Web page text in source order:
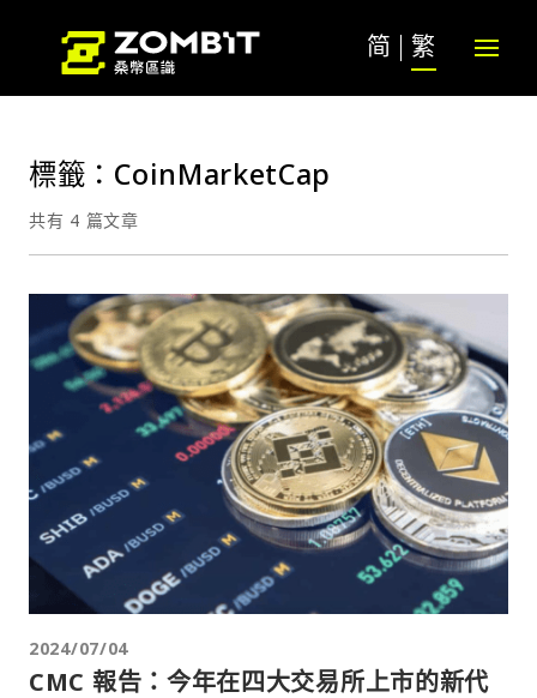
简 繁
標籤：CoinMarketCap
共有 4 篇文章
2024/07/04
CMC 報告：今年在四大交易所上市的新代